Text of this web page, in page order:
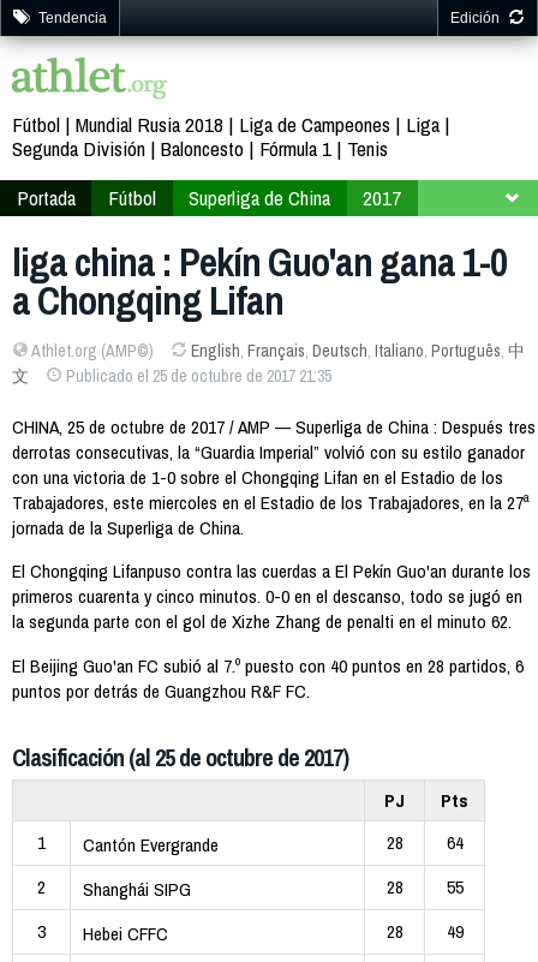
Tendencia Edición
Fútbol Mundial Rusia 2018 Liga de Campeones
Liga
Segunda División Baloncesto Fórmula 1
Tenis
Portada
Fútbol Superliga de China
2017
liga china : Pekín Guo'an gana 1-0
a Chongqing Lifan
Athlet.org (AMP©) English, Français, Deutsch, Italiano, Português, 中
文
Publicado el 25 de octubre de 2017 21:35
CHINA, 25 de octubre de 2017 / AMP — Superliga de China : Después tres
derrotas consecutivas, la “Guardia Imperial” volvió con su estilo ganador
con una victoria de 1-0 sobre el Chongqing Lifan en el Estadio de los
Trabajadores, este miercoles en el Estadio de los Trabajadores, en la 27ª
jornada de la Superliga de China.
El Chongqing Lifanpuso contra las cuerdas a El Pekín Guo'an durante los
primeros cuarenta y cinco minutos. 0-0 en el descanso, todo se jugó en
la segunda parte con el gol de Xizhe Zhang de penalti en el minuto 62.
El Beijing Guo'an FC subió al 7.º puesto con 40 puntos en 28 partidos, 6
puntos por detrás de Guangzhou R&F FC.
Clasificación (al 25 de octubre de 2017)
PJ
Pts
1
Cantón Evergrande 28
64
2
Shanghái SIPG 28
55
3
Hebei CFFC 28
49